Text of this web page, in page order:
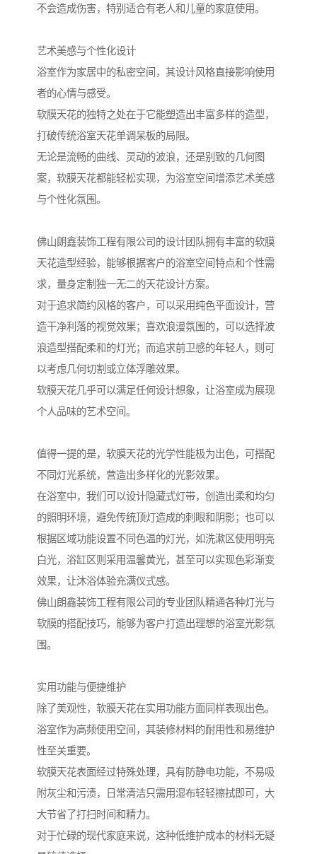
不会造成伤害，特别适合有老人和儿童的家庭使用。
艺术美感与个性化设计
浴室作为家居中的私密空间，其设计风格直接影响使用
者的心情与感受。
软膜天花的独特之处在于它能塑造出丰富多样的造型，
打破传统浴室天花单调呆板的局限。
无论是流畅的曲线、灵动的波浪，还是别致的几何图
案，软膜天花都能轻松实现，为浴室空间增添艺术美感
与个性化氛围。
佛山朗鑫装饰工程有限公司的设计团队拥有丰富的软膜
天花造型经验，能够根据客户的浴室空间特点和个性需
求，量身定制独一无二的天花设计方案。
对于追求简约风格的客户，可以采用纯色平面设计，营
造干净利落的视觉效果；喜欢浪漫氛围的，可以选择波
浪造型搭配柔和的灯光；而追求前卫感的年轻人，则可
以考虑几何切割或立体浮雕效果。
软膜天花几乎可以满足任何设计想象，让浴室成为展现
个人品味的艺术空间。
值得一提的是，软膜天花的光学性能极为出色，可搭配
不同灯光系统，营造出多样化的光影效果。
在浴室中，我们可以设计隐藏式灯带，创造出柔和均匀
的照明环境，避免传统顶灯造成的刺眼和阴影；也可以
根据区域功能设置不同色温的灯光，如洗漱区使用明亮
白光，浴缸区则采用温馨黄光，甚至可以实现色彩渐变
效果，让沐浴体验充满仪式感。
佛山朗鑫装饰工程有限公司的专业团队精通各种灯光与
软膜的搭配技巧，能够为客户打造出理想的浴室光影氛
围。
实用功能与便捷维护
除了美观性，软膜天花在实用功能方面同样表现出色。
浴室作为高频使用空间，其装修材料的耐用性和易维护
性至关重要。
软膜天花表面经过特殊处理，具有防静电功能，不易吸
附灰尘和污渍，日常清洁只需用湿布轻轻擦拭即可，大
大节省了打扫时间和精力。
对于忙碌的现代家庭来说，这种低维护成本的材料无疑